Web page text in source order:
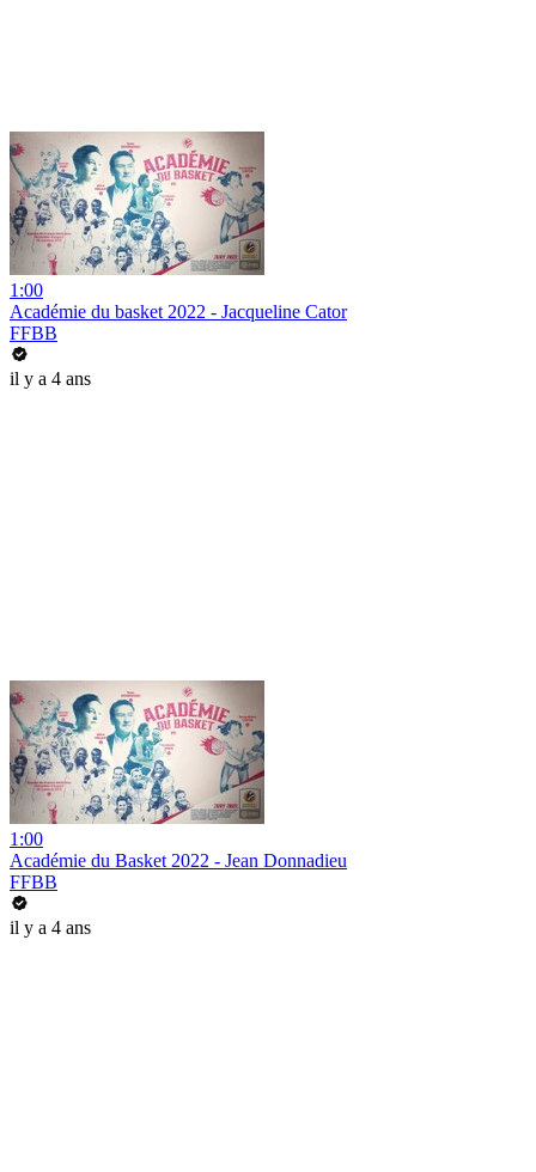
1:00
Académie du basket 2022 - Jacqueline Cator
FFBB
il y a 4 ans
1:00
Académie du Basket 2022 - Jean Donnadieu
FFBB
il y a 4 ans